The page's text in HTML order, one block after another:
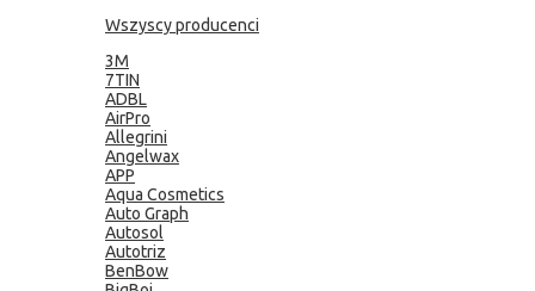
Wszyscy producenci
3M
7TIN
ADBL
AirPro
Allegrini
Angelwax
APP
Aqua Cosmetics
Auto Graph
Autosol
Autotriz
BenBow